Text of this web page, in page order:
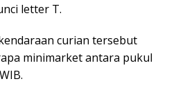
letter T.
curian tersebut
minimarket antara pukul